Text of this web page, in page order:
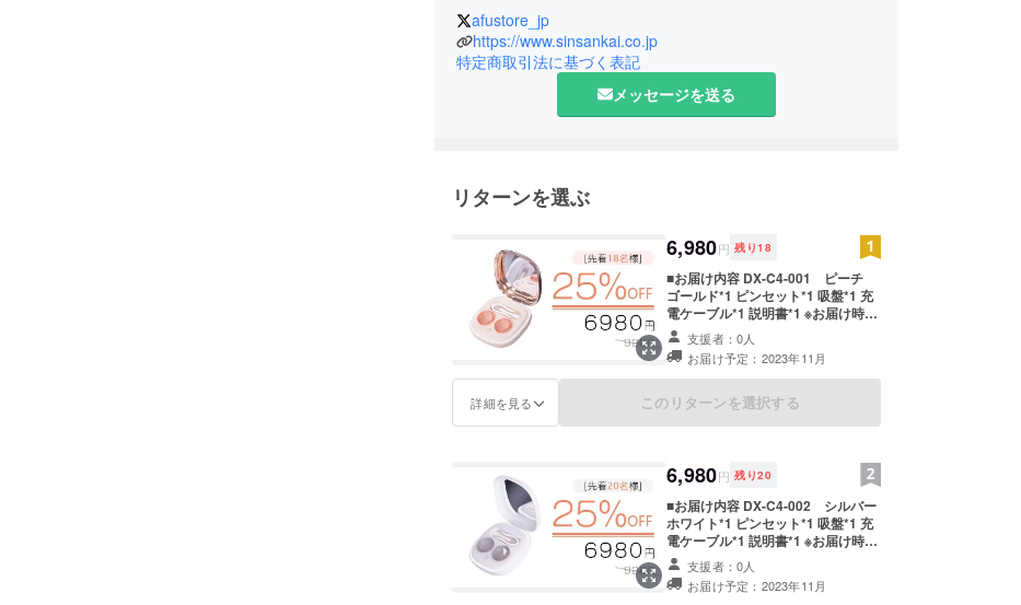
2020年2月までの実績として、国内の大手クラウドファン
ディング運営サイトを通じて128件のプロジェクトの立ち上
げ、総額5.5億円のご支援を達成しております。何れも日本の
クラウドファンディング業界の実行者として1位の記録で
は 1～3位、掃除機部門では1、2位をそれぞれ独占、アウ
万円を超えるとともに、様々なメディアにも取り上げられて
います。
これからもわたしたちは、感動と驚きの商品をそろえ、暮ら
しが豊かになる良品をみなさまにお届けいたします。
afustore_jp
https://www.sinsankai.co.jp
特定商取引法に基づく表記
メッセージを送る
リターンを選ぶ
6,980円 残り18
■お届け内容 DX-C4-001 ピーチ
ゴールド*1 ピンセット*1 吸盤*1 充
電ケーブル*1 説明書*1 ※お届け時期
は、生産、配送状況により遅れる可
能性もございます。 ※送料込の価格
となります。 ※商品の仕様、デザイ
ンに関しましては一部変更になる可
能性もございます。ご了承くださ
支援者：0人
お届け予定：2023年11月
詳細を見る このリターンを選択する
6,980円 残り20
■お届け内容 DX-C4-002 シルバー
ホワイト*1 ピンセット*1 吸盤*1 充
電ケーブル*1 説明書*1 ※お届け時期
は、生産、配送状況により遅れる可
能性もございます。 ※送料込の価格
となります。 ※商品の仕様、デザイ
支援者：0人
お届け予定：2023年11月